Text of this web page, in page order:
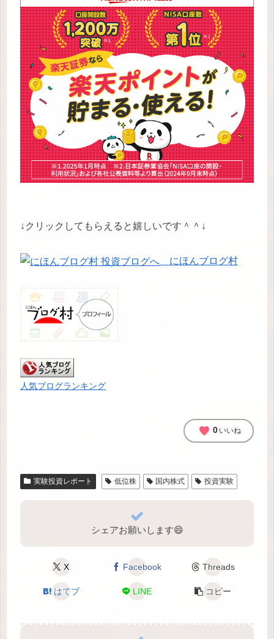
↓クリックしてもらえると嬉しいです＾＾↓
にほんブログ村
人気ブログランキング
favorite 0 いいね
実験投資レポート 低位株 国内株式 投資実験
シェアお願いします😄
X Facebook Threads
はてブ LINE コピー